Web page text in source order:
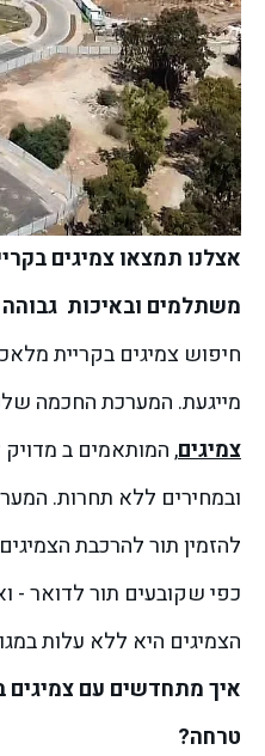
אצלנו תמצאו צמיגים
משתלמים ובאיכות גבוהה
חיפוש צמיגים בקריית
מייגעת. המערכת החכמה
צמיגים, המותאמים ב
ובמחירים ללא תחרות.
להזמין תור להרכבת
כפי שקובעים תור לדואר -
הצמיגים היא ללא עלות
איך מתחדשים עם צמיגים
טרחה?